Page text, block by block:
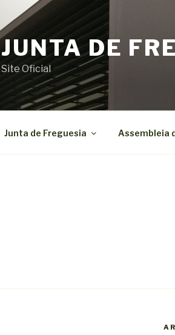
JUNTA DE
Site Oficial
Junta de Freguesia Assembleia